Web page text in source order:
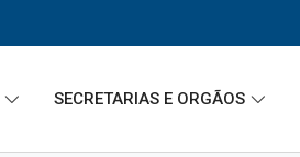
SECRETARIAS E ORGÃOS